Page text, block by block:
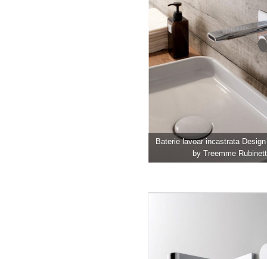
Baterie lavoar incastrata
by Treemme